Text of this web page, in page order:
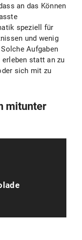
an das Können
speziell für
und wenig
Aufgaben
erleben statt an zu
sich mit zu
mitunter